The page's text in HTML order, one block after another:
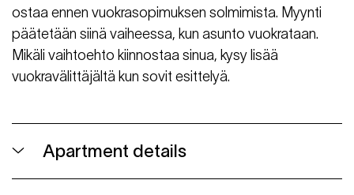
ostaa ennen vuokrasopimuksen solmimista. Myynti
päätetään siinä vaiheessa, kun asunto vuokrataan.
Mikäli vaihtoehto kiinnostaa sinua, kysy lisää
vuokravälittäjältä kun sovit esittelyä.
Apartment details